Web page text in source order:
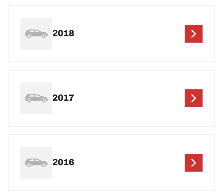
2018
2017
2016